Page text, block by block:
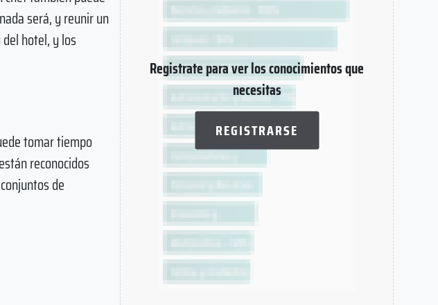
será, y reunir un
hotel, y los
tomar tiempo
reconocidos
de
Registrate para ver los conocimientos que
necesitas
REGISTRARSE